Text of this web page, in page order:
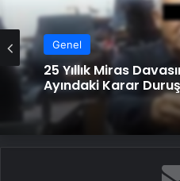
Genel
25 Yıllık Miras
Ayındaki Karar